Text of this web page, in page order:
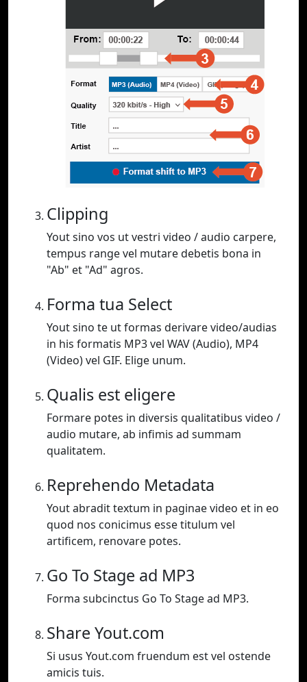
Clipping
Yout sino vos ut vestri video / audio carpere,
tempus range vel mutare debetis bona in
"Ab" et "Ad" agros.
Forma tua Select
Yout sino te ut formas derivare video/audias
in his formatis MP3 vel WAV (Audio), MP4
(Video) vel GIF. Elige unum.
Qualis est eligere
Formare potes in diversis qualitatibus video /
audio mutare, ab infimis ad summam
qualitatem.
Reprehendo Metadata
Yout abradit textum in paginae video et in eo
quod nos conicimus esse titulum vel
artificem, renovare potes.
Go To Stage ad MP3
Forma subcinctus Go To Stage ad MP3.
Share Yout.com
Si usus Yout.com fruendum est vel ostende
amicis tuis.